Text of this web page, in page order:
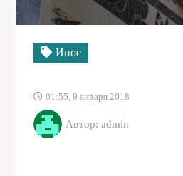
Иное
01:55, 9 января 2018
Автор: admin